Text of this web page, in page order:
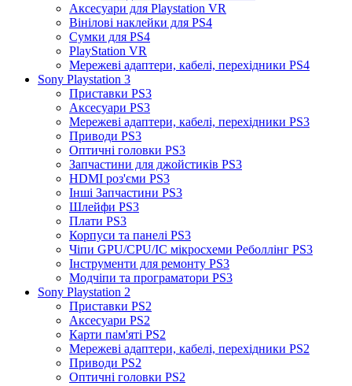
Аксесуари для Playstation VR
Вінілові наклейки для PS4
Сумки для PS4
PlayStation VR
Мережеві адаптери, кабелі, перехідники PS4
Sony Playstation 3
Приставки PS3
Аксесуари PS3
Мережеві адаптери, кабелі, перехідники PS3
Приводи PS3
Оптичні головки PS3
Запчастини для джойстиків PS3
HDMI роз'єми PS3
Інші Запчастини PS3
Шлейфи PS3
Плати PS3
Корпуси та панелі PS3
Чіпи GPU/CPU/IC мікросхеми Реболлінг PS3
Інструменти для ремонту PS3
Модчіпи та програматори PS3
Sony Playstation 2
Приставки PS2
Аксесуари PS2
Карти пам'яті PS2
Мережеві адаптери, кабелі, перехідники PS2
Приводи PS2
Оптичні головки PS2